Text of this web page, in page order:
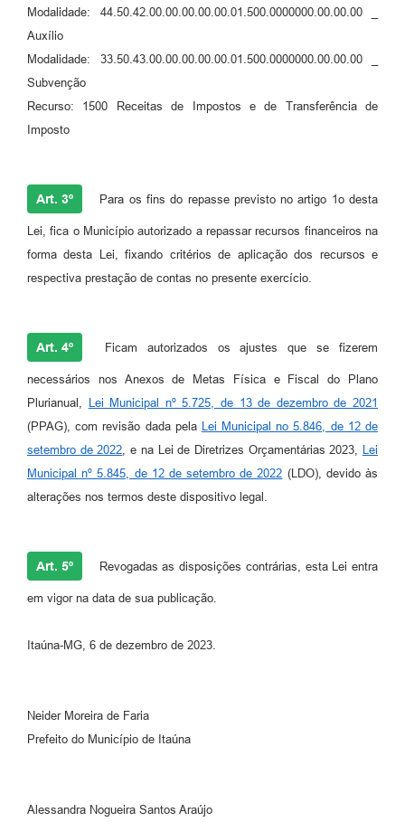
Modalidade: 44.50.42.00.00.00.00.00.01.500.0000000.00.00.00 _
Auxílio
Modalidade: 33.50.43.00.00.00.00.00.01.500.0000000.00.00.00 _
Subvenção
Recurso: 1500 Receitas de Impostos e de Transferência de
Imposto
Art. 3º Para os fins do repasse previsto no artigo 1o desta
Lei, fica o Município autorizado a repassar recursos financeiros na
forma desta Lei, fixando critérios de aplicação dos recursos e
respectiva prestação de contas no presente exercício.
Art. 4º Ficam autorizados os ajustes que se fizerem
necessários nos Anexos de Metas Física e Fiscal do Plano
Plurianual, Lei Municipal nº 5.725, de 13 de dezembro de 2021
(PPAG), com revisão dada pela Lei Municipal no 5.846, de 12 de
setembro de 2022 , e na Lei de Diretrizes Orçamentárias 2023, Lei
Municipal nº 5.845, de 12 de setembro de 2022 (LDO), devido às
alterações nos termos deste dispositivo legal.
Art. 5º Revogadas as disposições contrárias, esta Lei entra
em vigor na data de sua publicação.
Itaúna-MG, 6 de dezembro de 2023.
Neider Moreira de Faria
Prefeito do Município de Itaúna
Alessandra Nogueira Santos Araújo